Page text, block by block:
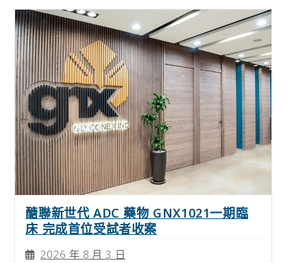
醣聯新世代 ADC 藥物 GNX1021一期臨
床 完成首位受試者收案
2026 年 8 月 3 日